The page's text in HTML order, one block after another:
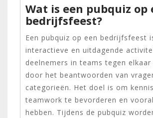
Wat is een pubquiz op
bedrijfsfeest?
Een pubquiz op een bedrijfsfeest
interactieve en uitdagende
deelnemers in teams tegen
door het beantwoorden van
categorieën. Het doel is om
teamwork te bevorderen en
hebben. Tijdens de pubquiz